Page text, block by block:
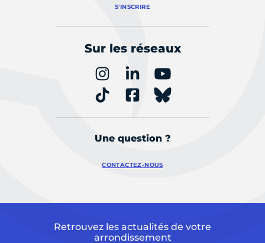
S'INSCRIRE
Sur les réseaux
Une question ?
CONTACTEZ-NOUS
Retrouvez les actualités de votre
arrondissement